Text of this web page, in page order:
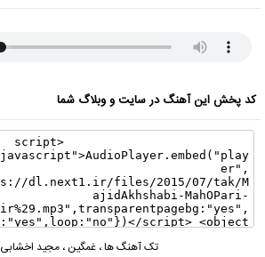
کد پخش این آهنگ در سایت و وبلاگ شما
تک آهنگ ها، غمگین ، مجید اخشابی